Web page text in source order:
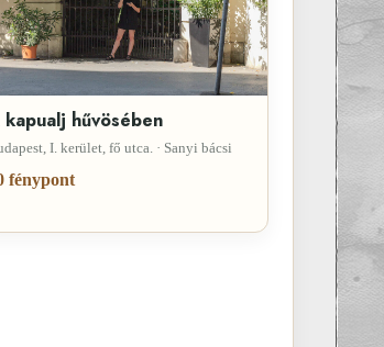
kapualj hűvösében
I. kerület, fő utca. · Sanyi bácsi
fénypont